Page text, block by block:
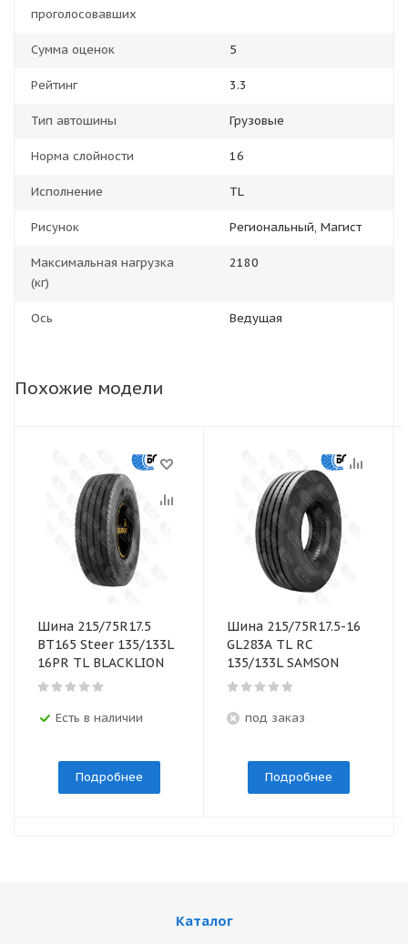
проголосовавших
Сумма оценок 5
Рейтинг 3.3
Тип автошины Грузовые
Норма слойности 16
Исполнение TL
Рисунок Региональный, Магист
Максимальная нагрузка
(кг)
2180
Ось Ведущая
Похожие модели
Шина 215/75R17.5
BТ165 Steer 135/133L
16PR TL BLACKLION
Есть в наличии
Подробнее
Шина 215/75R17.5-16
GL283A TL RC
135/133L SAMSON
под заказ
Подробнее
Каталог